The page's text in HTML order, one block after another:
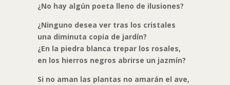
¿No hay algún poeta lleno de ilusiones?
¿Ninguno desea ver tras los cristales
una diminuta copia de jardín?
¿En la piedra blanca trepar los rosales,
en los hierros negros abrirse un jazmín?
Si no aman las plantas no amarán el ave,